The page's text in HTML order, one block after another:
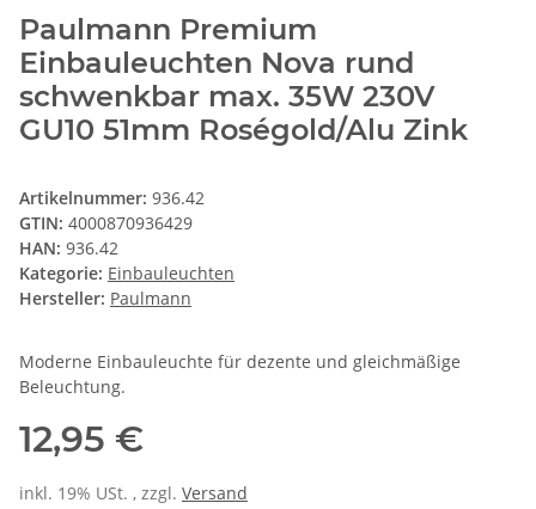
Paulmann Premium
Einbauleuchten Nova rund
schwenkbar max. 35W 230V
GU10 51mm Roségold/Alu Zink
Artikelnummer: 936.42
GTIN: 4000870936429
HAN: 936.42
Kategorie: Einbauleuchten
Hersteller: Paulmann
Moderne Einbauleuchte für dezente und gleichmäßige
Beleuchtung.
12,95 €
inkl. 19% USt. , zzgl. Versand